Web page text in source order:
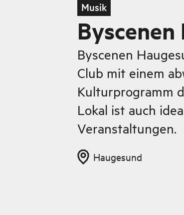
Musik
Byscenen
Club mit einem
Kulturprogramm
Lokal ist auch
Veranstaltungen.
Haugesund